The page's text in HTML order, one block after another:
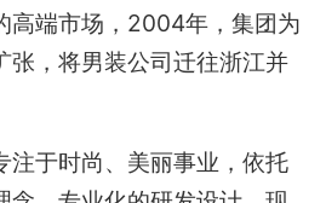
高端市场，2004年，集团为
张，将男装公司迁往浙江并
于时尚、美丽事业，依托